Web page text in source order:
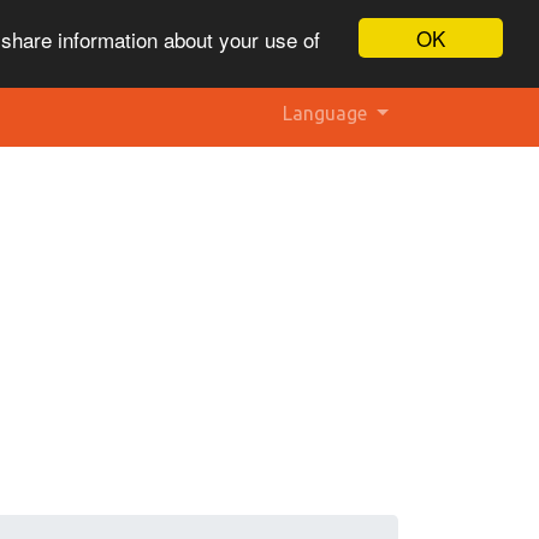
OK
information about your use of
Language